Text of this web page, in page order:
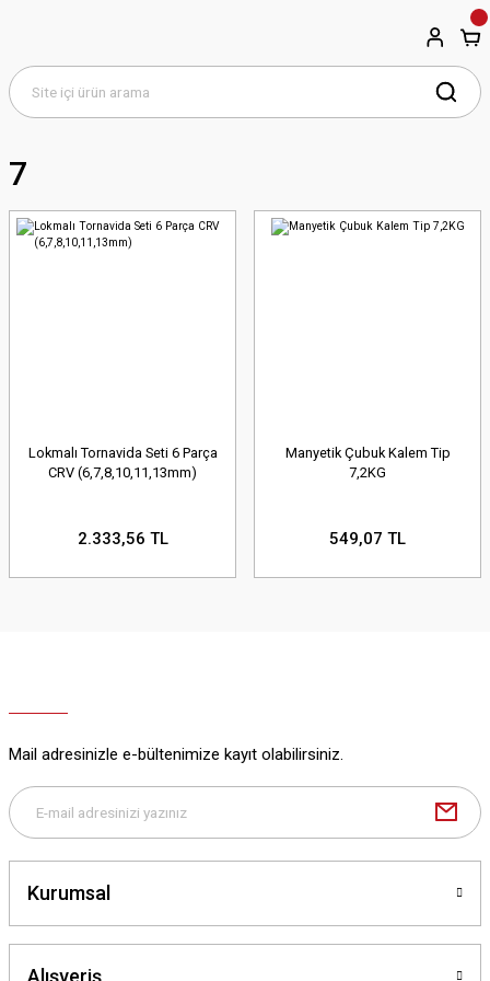
7
Lokmalı Tornavida Seti 6 Parça
CRV (6,7,8,10,11,13mm)
2.333,56 TL
Manyetik Çubuk Kalem Tip
7,2KG
549,07 TL
Mail adresinizle e-bültenimize kayıt olabilirsiniz.
Kurumsal